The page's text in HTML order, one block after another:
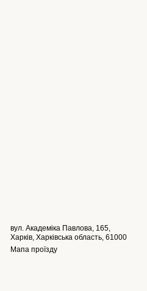
вул. Академіка Павлова, 165,
Харків, Харківська область, 61000
Мапа проїзду